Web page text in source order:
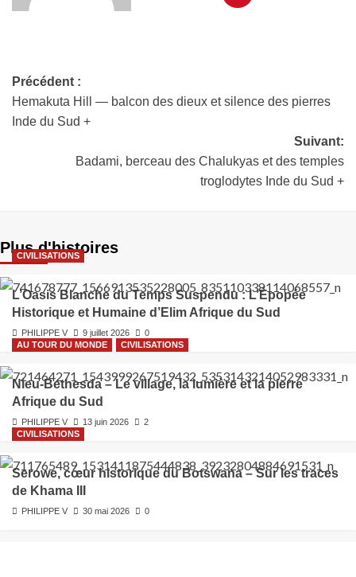
Précédent :
Hemakuta Hill — balcon des dieux et silence des pierres
Inde du Sud +
Suivant:
Badami, berceau des Chalukyas et des temples
troglodytes Inde du Sud +
Plus d'histoires
CIVILISATIONS
L’Oasis Blanche du Temps Suspendu : L’Épopée
Historique et Humaine d’Elim Afrique du Sud
PHILIPPE V 9 juillet 2026
0
AU TOUR DU MONDE
CIVILISATIONS
Nieu‑Bethesda – Le village, la lumière et la pierre
Afrique du Sud
PHILIPPE V 13 juin 2026
2
CIVILISATIONS
Serowe, cœur historique du Botswana – Sur les traces
de Khama III
PHILIPPE V 30 mai 2026 0